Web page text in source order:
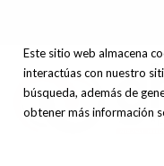
Este sitio web almacena
interactúas con nuestro
búsqueda, además de
obtener más información